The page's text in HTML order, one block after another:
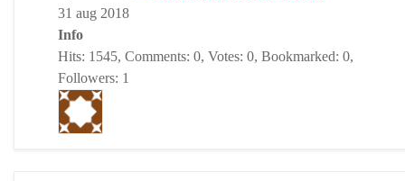
31 aug 2018
Info
Hits: 1545, Comments: 0, Votes: 0, Bookmarked: 0,
Followers: 1